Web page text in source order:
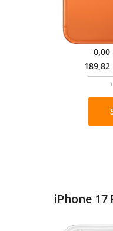
0,00
189,82
iPhone 17